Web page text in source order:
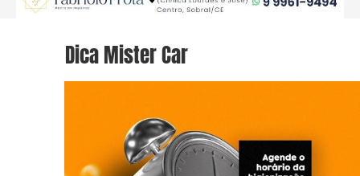
Dica Mister Car